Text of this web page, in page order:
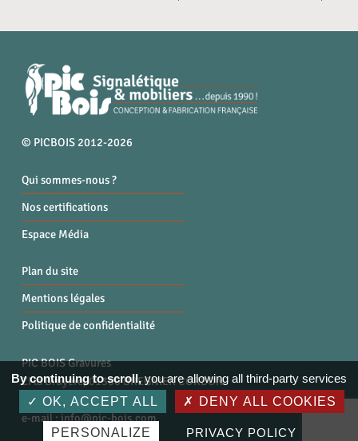
© PICBOIS 2012-2026
Qui sommes-nous ?
Nos certifications
Espace Média
Plan du site
Mentions légales
Politique de confidentialité
PIC BOIS Gravures
ZI la Bruyère, 01300 BREGNIER CORDON
Tél. : 04 79 87 96 40
e-mail :info@pic-bois.com
By continuing to scroll,you are allowing all third-party services
OK, ACCEPT ALL
DENY ALL COOKIES
PERSONALIZE PRIVACY POLICY